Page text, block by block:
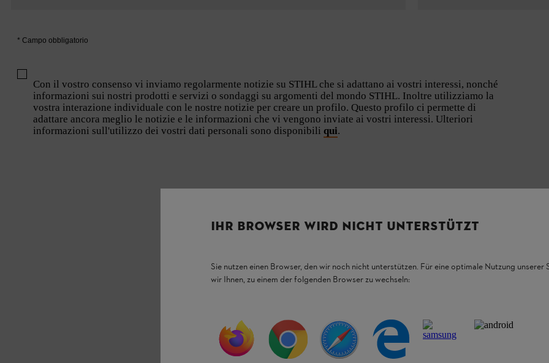
* Campo obbligatorio
Con il vostro consenso vi inviamo regolarmente notizie su STIHL che si adattano ai vostri interessi, nonché
informazioni sui nostri prodotti e servizi o sondaggi su argomenti del mondo STIHL. Inoltre utilizziamo la
vostra interazione individuale con le nostre notizie per creare un profilo. Questo profilo ci permette di
adattare ancora meglio le notizie e le informazioni che vi vengono inviate ai vostri interessi. Ulteriori
informazioni sull'utilizzo dei vostri dati personali sono disponibili qui.
Attraverso la nostra newsletter scoprirai tutto quello che c’è da
e gli eventi in corso e potrai trarre ispirazione per nuovi progetti nel
IHR BROWSER WIRD NICHT UNTERSTÜTZT
Sie nutzen einen Browser, den wir noch nicht unterstützen. Für eine optimale Nutzung unserer
wir Ihnen, zu einem der folgenden Browser zu wechseln: